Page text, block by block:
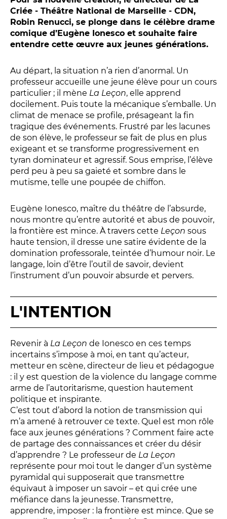
Les Procès du samedi
Les Jeudis littéraires
Le Comité de lecture
LES TEMPS FORTS
Les Contes d’apéro
Festival de Magie
Festival de Tragédies
LE PUBLIC
Enseignant
Relais
En famille
Étudiant
Entreprise
Acteur des secteurs social,
médical et judiciaire
PRATIQUEZ...
Nissa Slam
Le Lab'Oratoire[cours d’oralité]
À Voix haute ·cours [8-14 ans]
LES ACTIONS PÉDAGOGIQUES
Lettres à... [8e édition]
Les Spectacles itinérants
Moulins en scène
Criée - Théâtre National de Marseille - CDN,
Robin Renucci, se plonge dans le célèbre drame
comique d’Eugène Ionesco et souhaite faire
entendre cette œuvre aux jeunes générations.
Au départ, la situation n’a rien d’anormal. Un
professeur accueille une jeune élève pour un cours
particulier ; il mène La Leçon, elle apprend
docilement. Puis toute la mécanique s’emballe. Un
climat de menace se profile, présageant la fin
tragique des événements. Frustré par les lacunes
de son élève, le professeur se fait de plus en plus
exigeant et se transforme progressivement en
tyran dominateur et agressif. Sous emprise, l’élève
perd peu à peu sa gaieté et sombre dans le
mutisme, telle une poupée de chiffon.
Eugène Ionesco, maître du théâtre de l’absurde,
nous montre qu’entre autorité et abus de pouvoir,
la frontière est mince. À travers cette Leçon sous
haute tension, il dresse une satire évidente de la
domination professorale, teintée d’humour noir. Le
langage, loin d’être l’outil de savoir, devient
l’instrument d’un pouvoir absurde et pervers.
L'INTENTION
Revenir à La Leçon de Ionesco en ces temps
incertains s’impose à moi, en tant qu’acteur,
metteur en scène, directeur de lieu et pédagogue
: il y est question de la violence du langage comme
arme de l’autoritarisme, question hautement
politique et inspirante.
C’est tout d’abord la notion de transmission qui
m’a amené à retrouver ce texte. Quel est mon rôle
face aux jeunes générations ? Comment faire acte
de partage des connaissances et créer du désir
d’apprendre ? Le professeur de La Leçon
représente pour moi tout le danger d’un système
pyramidal qui supposerait que transmettre
équivaut à imposer un savoir – et qui crée une
méfiance dans la jeunesse. Transmettre,
apprendre, imposer : la frontière est mince. Que se